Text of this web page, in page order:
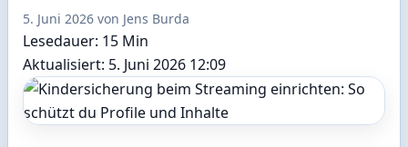
5. Juni 2026 von Jens Burda
Lesedauer: 15 Min
Aktualisiert: 5. Juni 2026 12:09